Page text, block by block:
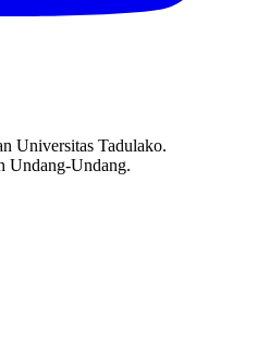
Universitas Tadulako.
Undang-Undang.